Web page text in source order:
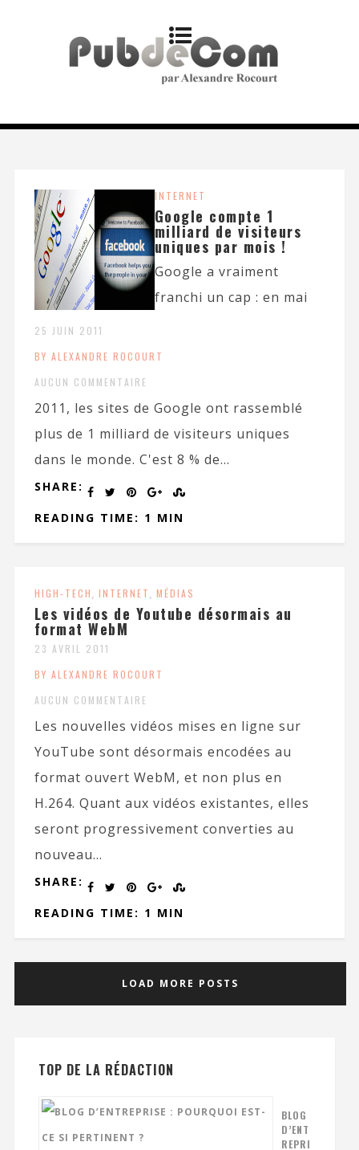
INTERNET
Google compte 1
milliard de visiteurs
uniques par mois !
25 JUIN 2011
BY ALEXANDRE ROCOURT
AUCUN COMMENTAIRE
Google a vraiment
franchi un cap : en mai
2011, les sites de Google ont rassemblé
plus de 1 milliard de visiteurs uniques
dans le monde. C'est 8 % de...
SHARE:
READING TIME: 1 MIN
HIGH-TECH, INTERNET, MÉDIAS
Les vidéos de Youtube désormais au
format WebM
23 AVRIL 2011
BY ALEXANDRE ROCOURT
AUCUN COMMENTAIRE
Les nouvelles vidéos mises en ligne sur
YouTube sont désormais encodées au
format ouvert WebM, et non plus en
H.264. Quant aux vidéos existantes, elles
seront progressivement converties au
nouveau...
SHARE:
READING TIME: 1 MIN
LOAD MORE POSTS
TOP DE LA RÉDACTION
BLOG
D’ENT
REPRI